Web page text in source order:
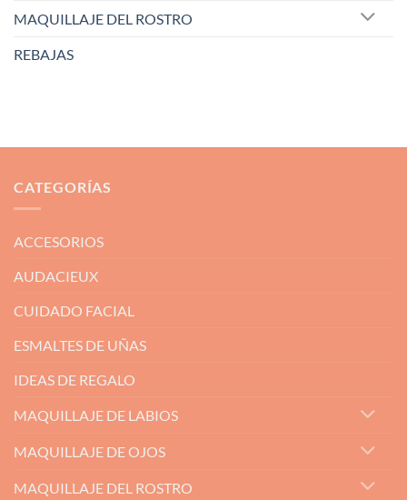
MAQUILLAJE DEL ROSTRO
REBAJAS
CATEGORÍAS
ACCESORIOS
AUDACIEUX
CUIDADO FACIAL
ESMALTES DE UÑAS
IDEAS DE REGALO
MAQUILLAJE DE LABIOS
MAQUILLAJE DE OJOS
MAQUILLAJE DEL ROSTRO